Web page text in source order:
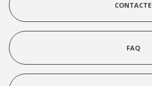
CONTACTE
FAQ